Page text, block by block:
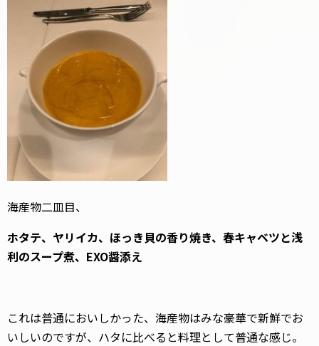
海産物二皿目、
ホタテ、ヤリイカ、ほっき貝の香り焼き、春キャベツと浅
利のスープ煮、EXO醤添え
これは普通においしかった、海産物はみな豪華で新鮮でお
いしいのですが、ハタに比べると料理として普通な感じ。